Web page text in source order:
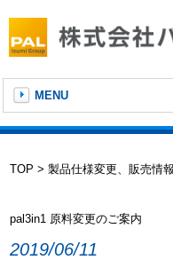
MENU
TOP >製品仕様変更、販売情
pal3in1 原料変更のご案内
2019/06/11